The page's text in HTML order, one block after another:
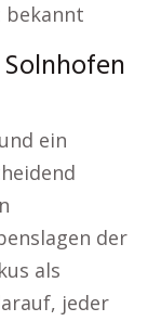
bekannt
ein
der
als
jeder